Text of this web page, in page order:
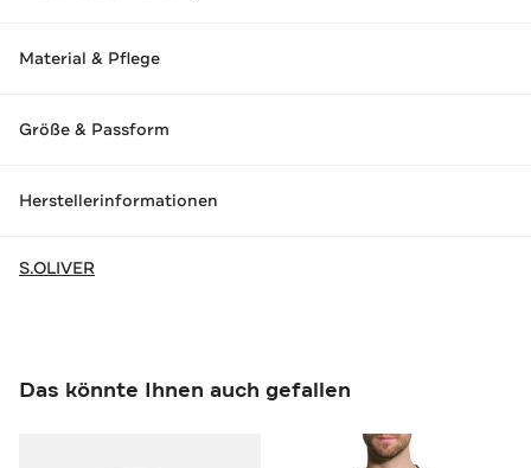
Material & Pflege
Größe & Passform
Herstellerinformationen
S.OLIVER
Das könnte Ihnen auch gefallen